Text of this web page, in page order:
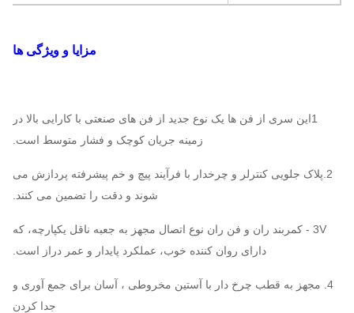
مزایا و ویژگی ها
1این سری از فن ها یک نوع جدید از فن های صنعتی با کارایی بالا در
زمینه جریان کوچک و فشار متوسط است.
2.پلاک جلویی کنترلر و چرخدار با فرآیند پیچ و خم پیشرفته پردازش می
شوند و دقت را تضمین می کنند.
3V - کمربند ران و فن ران نوع اتصال مجهز به جعبه ناقل یکپارچه، که
دارای روان کننده خوب، عملکرد پایدار و عمر دراز است.
4. مجهز به قطب چرخ دار با آستین مخروطی ، آسان برای جمع آوری و
جدا کردن